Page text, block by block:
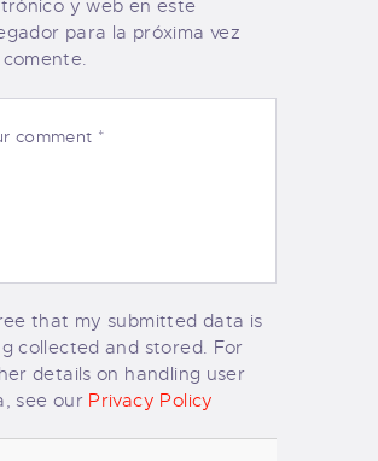
y web en este
para la próxima vez
that my submitted data is
collected and stored. For
details on handling user
see our Privacy Policy